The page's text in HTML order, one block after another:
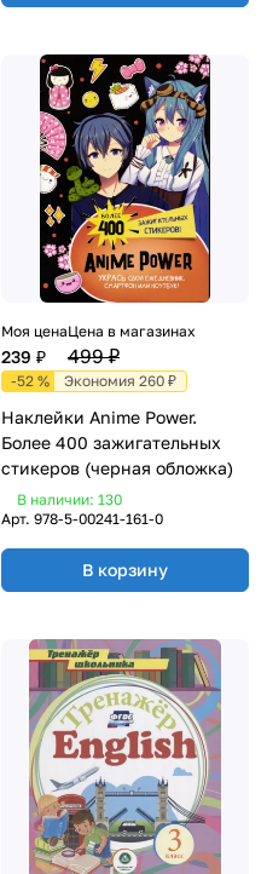
Моя цена
239 ₽
Цена в магазинах
499 ₽
-52 % Экономия 260 ₽
Наклейки Anime Power.
Более 400 зажигательных
стикеров (черная обложка)
В наличии: 130
Арт. 978-5-00241-161-0
В корзину